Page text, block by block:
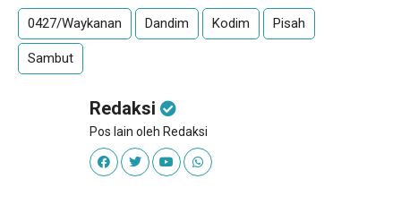
0427/Waykanan Dandim Kodim Pisah
Sambut
Redaksi
Pos lain oleh Redaksi